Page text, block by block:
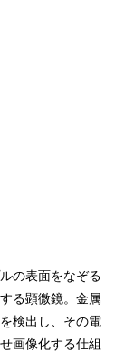
の表面をなぞる
る顕微鏡。金属
検出し、その電
画像化する仕組